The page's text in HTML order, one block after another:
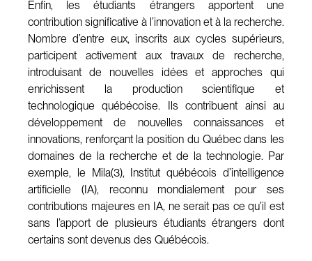
Enfin, les étudiants étrangers apportent une
contribution significative à l’innovation et à la recherche.
Nombre d’entre eux, inscrits aux cycles supérieurs,
participent activement aux travaux de recherche,
introduisant de nouvelles idées et approches qui
enrichissent la production scientifique et
technologique québécoise. Ils contribuent ainsi au
développement de nouvelles connaissances et
innovations, renforçant la position du Québec dans les
domaines de la recherche et de la technologie. Par
exemple, le Mila(3), Institut québécois d’intelligence
artificielle (IA), reconnu mondialement pour ses
contributions majeures en IA, ne serait pas ce qu’il est
sans l’apport de plusieurs étudiants étrangers dont
certains sont devenus des Québécois.